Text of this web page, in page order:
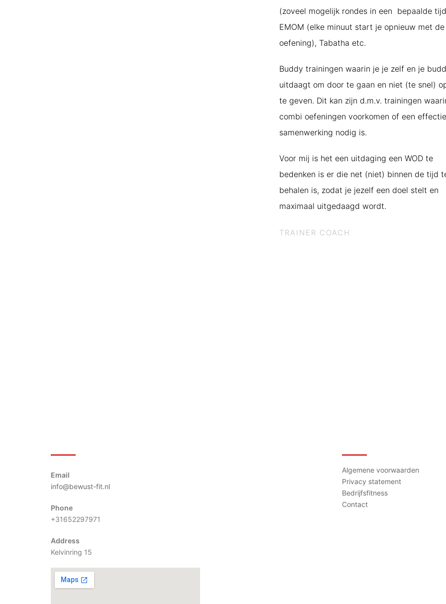
(zoveel mogelijk rondes in een bepaalde
EMOM (elke minuut start je opnieuw met de
oefening), Tabatha etc.
Buddy trainingen waarin je je zelf en je
uitdaagt om door te gaan en niet (te snel)
te geven. Dit kan zijn d.m.v. trainingen
combi oefeningen voorkomen of een
samenwerking nodig is.
Voor mij is het een uitdaging een WOD te
bedenken is er die net (niet) binnen de tijd
behalen is, zodat je jezelf een doel stelt en
maximaal uitgedaagd wordt.
TRAINER COACH
Email
info@bewust-fit.nl
Phone
+31652297971
Address
Kelvinring 15
Algemene voorwaarden
Privacy statement
Bedrijfsfitness
Contact